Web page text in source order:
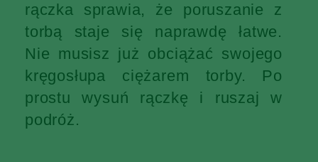
rączka sprawia, że poruszanie z
torbą staje się naprawdę łatwe.
Nie musisz już obciążać swojego
kręgosłupa ciężarem torby. Po
prostu wysuń rączkę i ruszaj w
podróż.